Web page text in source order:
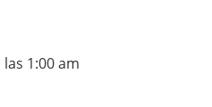
1:00 am